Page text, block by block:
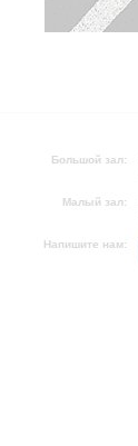
Большой зал:
Малый зал:
Напишите нам: